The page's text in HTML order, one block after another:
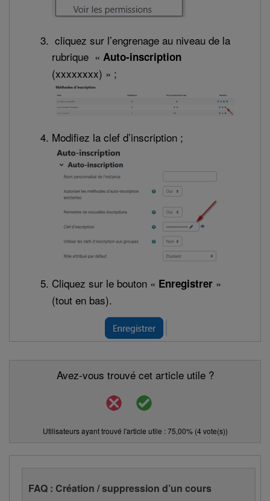
cliquez sur l’engrenage au niveau de la
rubrique « Auto-inscription
(xxxxxxxx) » ;
Modifiez la clef d’inscription ;
Cliquez sur le bouton « Enregistrer »
(tout en bas).
Avez-vous trouvé cet article utile ?
Utilisateurs ayant trouvé l'article utile : 75,00% (4 vote(s))
FAQ : Création / suppression d’un cours